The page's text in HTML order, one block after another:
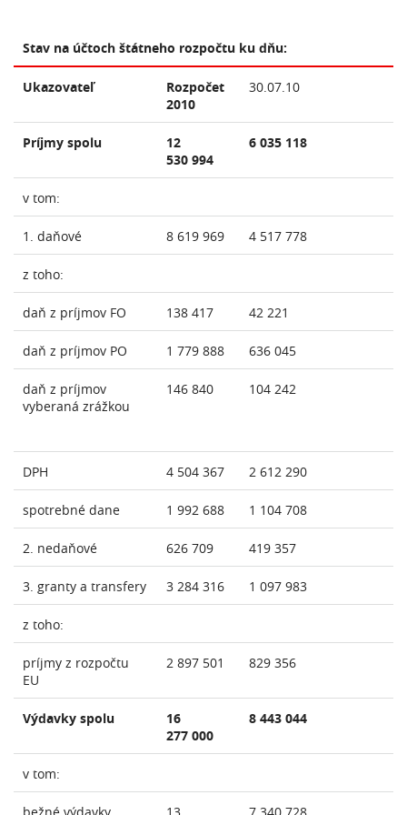
Stav na účtoch štátneho rozpočtu ku dňu:
Ukazovateľ
Rozpočet
2010
30.07.10
Príjmy spolu
12
530 994
6 035 118
v tom:
1. daňové 8 619 969 4 517 778
z toho:
daň z príjmov FO 138 417 42 221
daň z príjmov PO 1 779 888 636 045
daň z príjmov
vyberaná zrážkou
146 840 104 242
DPH 4 504 367 2 612 290
spotrebné dane 1 992 688 1 104 708
2. nedaňové 626 709 419 357
3. granty a transfery 3 284 316 1 097 983
z toho:
príjmy z rozpočtu
EU
2 897 501 829 356
Výdavky spolu
16
277 000
8 443 044
v tom: